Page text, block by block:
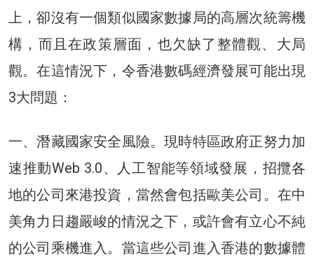
上，卻沒有一個類似國家數據局的高層次統籌機
構，而且在政策層面，也欠缺了整體觀、大局
觀。在這情況下，令香港數碼經濟發展可能出現
3大問題：
一、潛藏國家安全風險。現時特區政府正努力加
速推動Web 3.0、人工智能等領域發展，招攬各
地的公司來港投資，當然會包括歐美公司。在中
美角力日趨嚴峻的情況之下，或許會有立心不純
的公司乘機進入。當這些公司進入香港的數據體